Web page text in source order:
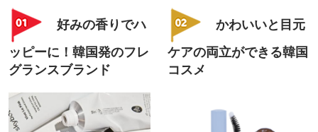
好みの香りでハ
ッピーに！韓国発のフレ
グランスブランド
かわいいと目元
ケアの両立ができる韓国
コスメ